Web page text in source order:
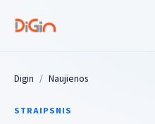
Digin Naujienos
STRAIPSNIS